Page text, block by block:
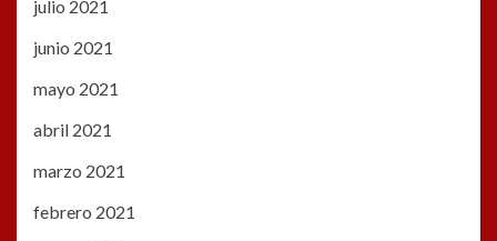
julio 2021
junio 2021
mayo 2021
abril 2021
marzo 2021
febrero 2021